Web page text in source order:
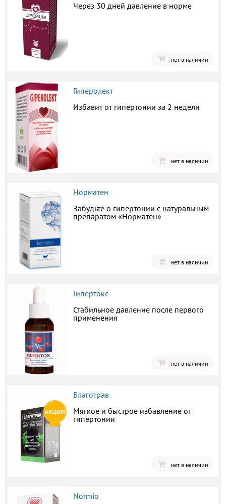
Через 30 дней давление в норме
нет в наличии
Гиперолект
Избавит от гипертонии за 2 недели
нет в наличии
Норматен
Забудьте о гипертонии с натуральным
препаратом «Норматен»
нет в наличии
Гипертокс
Стабильное давление после первого
применения
нет в наличии
Благотрав
Мягкое и быстрое избавление от
гипертонии
нет в наличии
Normio